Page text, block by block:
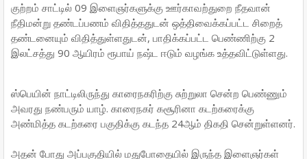
குற்றம் சாட்டில் 09 இளைஞர்களுக்கு ஊர்காவற்துறை நீதவான்
நீதிமன்று தண்டப்பணம் விதித்ததுடன் ஒத்திவைக்கப்பட்ட சிறைத்
தண்டனையும் விதித்துள்ளதுடன், பாதிக்கப்பட்ட பெண்ணிற்கு 2
இலட்சத்து 90 ஆயிரம் ரூபாய் நஷ்ட ஈடும் வழங்க உத்தவிட்டுள்ளது.
ஸ்பெயின் நாட்டிலிருந்து காரைநகரிற்கு சுற்றுலா சென்ற பெண்ணும்
அவரது நண்பரும் யாழ். காரைநகர் கசூரினா கடற்கரைக்கு
அண்மித்த கடற்கரை பகுதிக்கு கடந்த 24ஆம் திகதி சென்றுள்ளனர்.
அதன் போது அப்பகுதியில் மதுபோதையில் இருந்த இளைஞர்கள்